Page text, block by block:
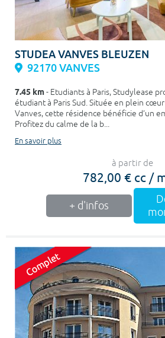
STUDEA VANVES BLEUZEN
92170 VANVES
7.45 km- Etudiants à Paris, Studylease
étudiant à Paris Sud. Située en plein
Vanves, cette résidence bénéficie d’un
Profitez du calme de la b...
En savoir plus
à partir de
782,00 € cc /
+ d'infos